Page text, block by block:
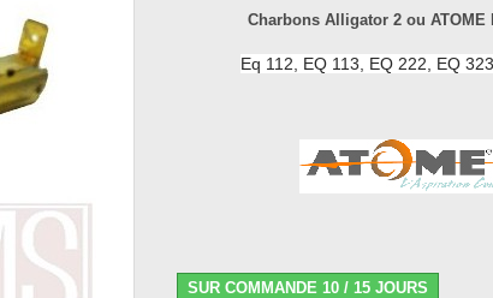
Charbons Alligator 2 ou ATOME
Eq 112, EQ 113, EQ 222, EQ
SUR COMMANDE 10 / 15 JOURS